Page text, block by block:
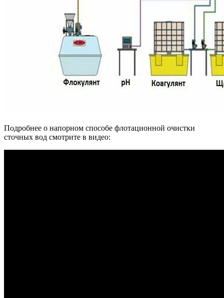
Подробнее о напорном способе флотационной очистки
сточных вод смотрите в видео: